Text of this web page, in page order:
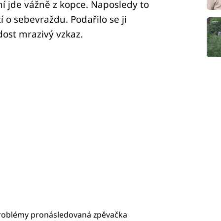
jde vážně z kopce. Naposledy to
sebevraždu. Podařilo se ji
mrazivý vzkaz.
pronásledovaná zpěvačka